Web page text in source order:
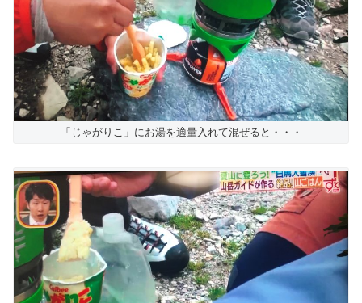
「じゃがりこ」にお湯を適量入れて混ぜると・・・